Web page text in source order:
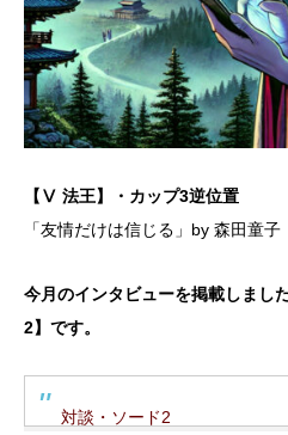
【Ⅴ 法王】・カップ3逆位置
「友情だけは信じる」by 森田童子
今月のインタビューを掲載しまし
2】です。
対談・ソード2